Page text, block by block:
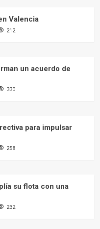
Valencia
212
un acuerdo de
330
para impulsar
258
su flota con una
232